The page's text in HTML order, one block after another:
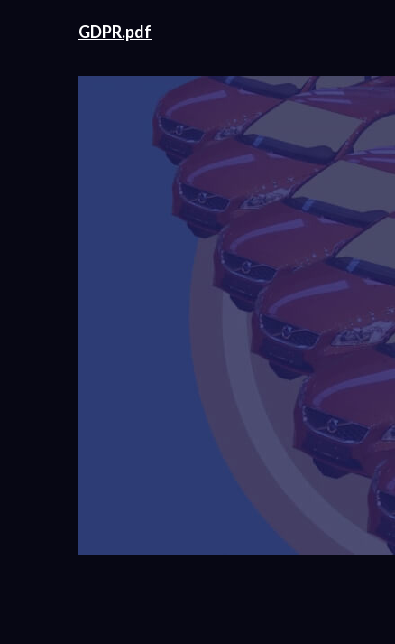
GDPR.pdf